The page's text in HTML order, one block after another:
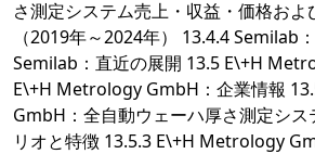
さ測定システム売上・収益・価格およ
（2019年～2024年） 13.4.4 Semilab
Semilab：直近の展開 13.5 E\+H
E\+H Metrology GmbH：企業情報
GmbH：全自動ウェーハ厚さ測定シス
リオと特徴 13.5.3 E\+H Metrology